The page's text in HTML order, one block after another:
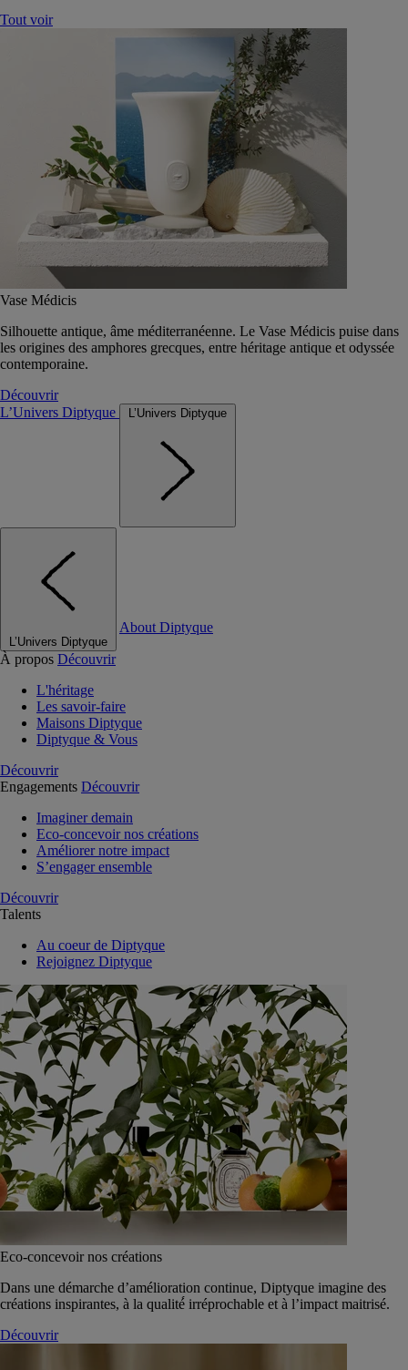
Tout voir
Vase Médicis
Silhouette antique, âme méditerranéenne. Le Vase Médicis puise dans
les origines des amphores grecques, entre héritage antique et odyssée
contemporaine.
Découvrir
L’Univers Diptyque
L’Univers Diptyque
L’Univers Diptyque
About Diptyque
À propos Découvrir
L'héritage
Les savoir-faire
Maisons Diptyque
Diptyque & Vous
Découvrir
Engagements Découvrir
Imaginer demain
Eco-concevoir nos créations
Améliorer notre impact
S’engager ensemble
Découvrir
Talents
Au coeur de Diptyque
Rejoignez Diptyque
Eco-concevoir nos créations
Dans une démarche d’amélioration continue, Diptyque imagine des
créations inspirantes, à la qualité́ irréprochable et à l’impact maitrisé.
Découvrir